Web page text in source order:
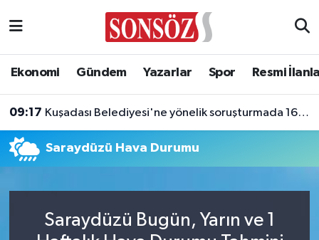
Ekonomi Gündem Yazarlar Spor Resmi
09:17 Kuşadası Belediyesi'ne yönelik soruşturmada 16 şüpheli adliyede!
Saraydüzü Hava Durumu
Saraydüzü Bugün, Yarın ve 1
Asayiş
Diğer
Ankara Nöbetçi Eczaneler
Tüm Manşetler